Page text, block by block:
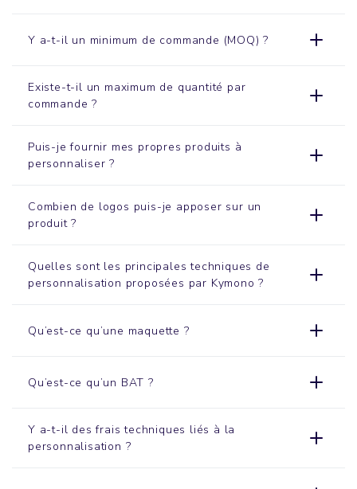
Y a-t-il un minimum de commande (MOQ) ?
Existe-t-il un maximum de quantité par
commande ?
Puis-je fournir mes propres produits à
personnaliser ?
Combien de logos puis-je apposer sur un
produit ?
Quelles sont les principales techniques de
personnalisation proposées par Kymono ?
Qu’est-ce qu’une maquette ?
Qu’est-ce qu’un BAT ?
Y a-t-il des frais techniques liés à la
personnalisation ?